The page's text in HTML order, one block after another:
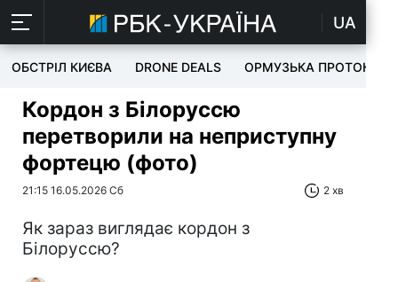
UA
ОБСТРІЛ КИЄВА DRONE DEALS ОРМУЗЬКА ПРОТОКА
Кордон з Білоруссю
перетворили на неприступну
фортецю (фото)
21:15 16.05.2026 Сб 2 хв
Як зараз виглядає кордон з
Білоруссю?